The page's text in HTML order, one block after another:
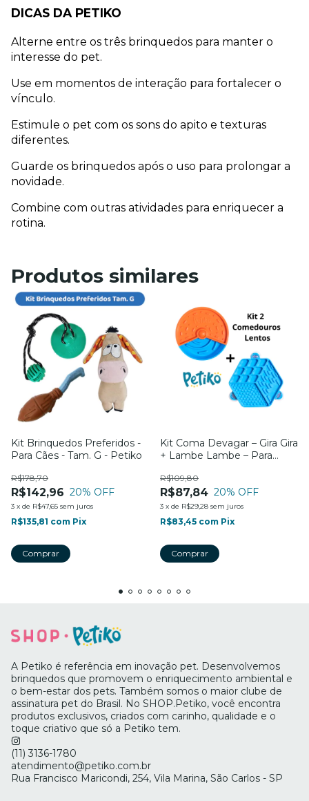
DICAS DA PETIKO
Alterne entre os três brinquedos para manter o
interesse do pet.
Use em momentos de interação para fortalecer o
vínculo.
Estimule o pet com os sons do apito e texturas
diferentes.
Guarde os brinquedos após o uso para prolongar a
novidade.
Combine com outras atividades para enriquecer a
rotina.
Produtos similares
Kit Brinquedos Preferidos -
Para Cães - Tam. G - Petiko
R$142,96
R$178,70
20% OFF
3 x de R$47,65 sem juros
R$135,81 com Pix
Kit Coma Devagar – Gira Gira
+ Lambe Lambe – Para
R$87,84
R$109,80
20% OFF
3 x de R$29,28 sem juros
R$83,45 com Pix
A Petiko é referência em inovação pet. Desenvolvemos
brinquedos que promovem o enriquecimento ambiental e
o bem-estar dos pets. Também somos o maior clube de
assinatura pet do Brasil. No SHOP.Petiko, você encontra
produtos exclusivos, criados com carinho, qualidade e o
toque criativo que só a Petiko tem.
(11) 3136-1780
atendimento@petiko.com.br
Rua Francisco Maricondi, 254, Vila Marina, São Carlos - SP